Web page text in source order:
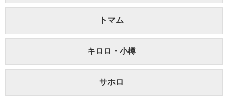
トマム
キロロ・小樽
サホロ